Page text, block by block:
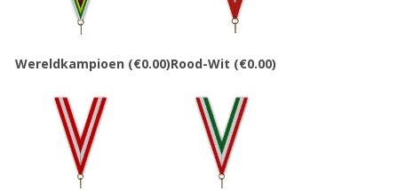
Wereldkampioen (€0.00)Rood-Wit (€0.00)